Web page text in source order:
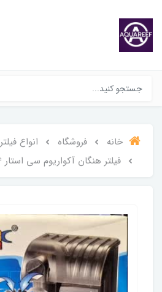
خانه فروشگاه انواع فیلتر
فیلتر هنگان آکواریوم سی استار HX-004